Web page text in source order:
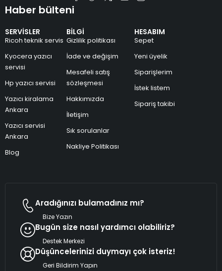
SERVİSLER
Ricoh teknik servis
Kyocera yazıcı
servisi
Hp yazıcı servisi
Yazıcı kiralama
Ankara
Yazıcı servisi
Ankara
Blog
BİLGİ
Gizlilik politikası
İade ve değişim
Mesafeli satış
sözleşmesi
Hakkımızda
İletişim
Sık sorulanlar
Nakliye Politikası
HESABIM
Sepet
Yeni üyelik
Siparişlerim
İstek listem
Sipariş takibi
Haber bülteni
Aradığınızı bulamadınız mı?
Bize Yazın
Bugün size nasıl yardımcı olabiliriz?
Destek Merkezi
Düşüncelerinizi duymayı çok isteriz!
Geri Bildirim Yapın